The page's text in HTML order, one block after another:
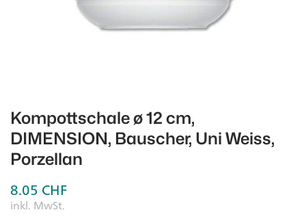
Kompottschale ø 12 cm,
DIMENSION, Bauscher, Uni Weiss,
Porzellan
8.05 CHF
inkl. MwSt.